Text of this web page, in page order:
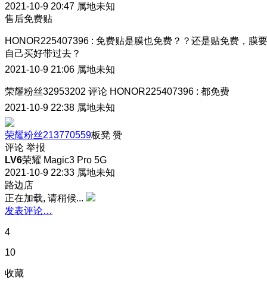
2021-10-9 20:47 属地未知
售后免费贴
HONOR225407396 : 免费贴是膜也免费？？还是贴免费，膜要
自己买好带过去？
2021-10-9 21:06 属地未知
荣耀粉丝32953202 评论 HONOR225407396 : 都免费
2021-10-9 22:38 属地未知
荣耀粉丝213770559板凳 赞
评论 举报
LV6荣耀 Magic3 Pro 5G
2021-10-9 22:33 属地未知
路边店
正在加载, 请稍候...
发表评论…
4
10
收藏